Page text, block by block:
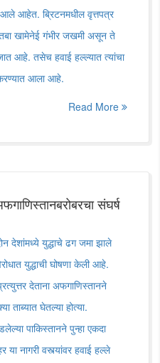
आले आहेत. ब्रिटनमधील वृत्तपत्र
खामेनेई गंभीर जखमी असून ते
आहे. तसेच हवाई हल्ल्यात त्यांचा
करण्यात आला आहे.
Read More
संघर्ष
देशांमध्ये युद्धाचे ढग जमा झाले
युद्धाची घोषणा केली आहे.
देताना अफगाणिस्तानने
ताब्यात घेतल्या होत्या.
पाकिस्तानने पुन्हा एकदा
नागरी वस्त्यांवर हवाई हल्ले